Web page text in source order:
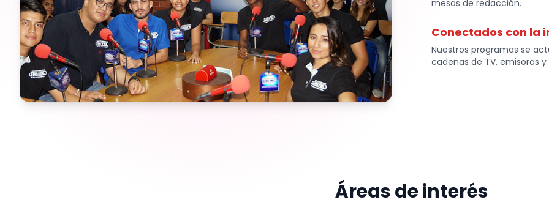
mesas de redacción.
Conectados con la
Nuestros programas se
cadenas de TV, emisoras
Áreas de interés